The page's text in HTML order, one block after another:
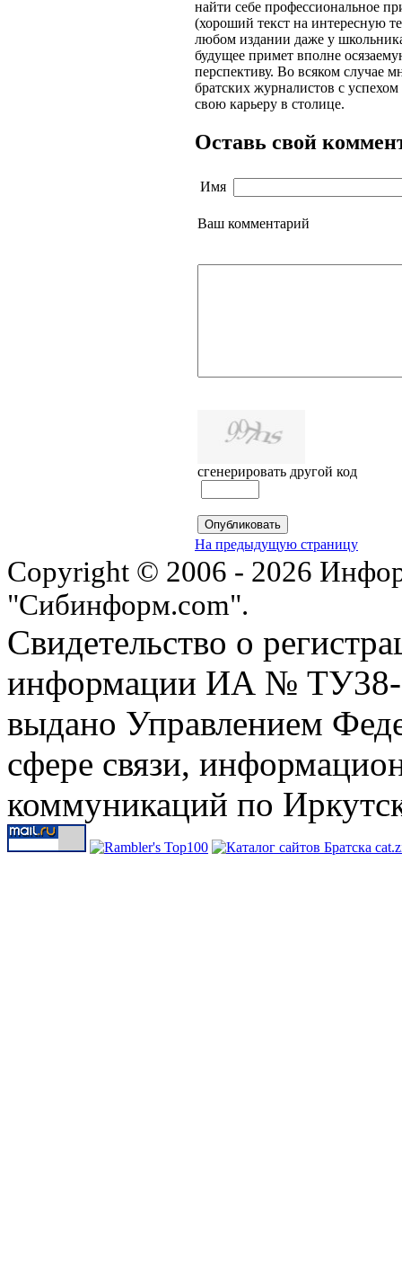
найти себе профессиональное
(хороший текст на интересную
любом издании даже у
будущее примет вполне
перспективу. Во всяком случае
братских журналистов с
свою карьеру в столице.
Оставь свой
Имя
Ваш комментарий
сгенерировать другой код
На предыдущую страницу
Copyright © 2006 - 2026
"Сибинформ.com".
Свидетельство о
информации ИА № ТУ38-
выдано Управлением
сфере связи,
коммуникаций по